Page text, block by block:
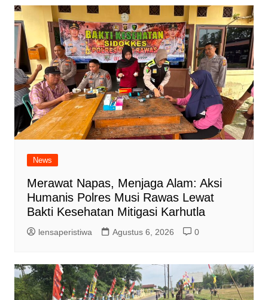
News
Merawat Napas, Menjaga Alam: Aksi
Humanis Polres Musi Rawas Lewat
Bakti Kesehatan Mitigasi Karhutla
lensaperistiwa Agustus 6, 2026 0